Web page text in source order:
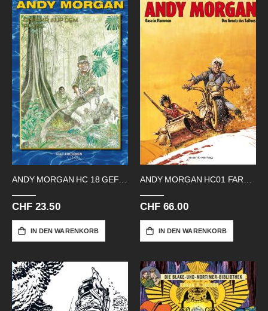
CHF 23.50
IN DEN WARENKORB
CHF 66.00
IN DEN WARENKORB